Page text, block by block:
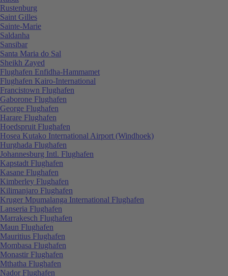
Rustenburg
Saint Gilles
Sainte-Marie
Saldanha
Sansibar
Santa Maria do Sal
Sheikh Zayed
Flughafen Enfidha-Hammamet
Flughafen Kairo-International
Francistown Flughafen
Gaborone Flughafen
George Flughafen
Harare Flughafen
Hoedspruit Flughafen
Hosea Kutako International Airport (Windhoek)
Hurghada Flughafen
Johannesburg Intl. Flughafen
Kapstadt Flughafen
Kasane Flughafen
Kimberley Flughafen
Kilimanjaro Flughafen
Kruger Mpumalanga International Flughafen
Lanseria Flughafen
Marrakesch Flughafen
Maun Flughafen
Mauritius Flughafen
Mombasa Flughafen
Monastir Flughafen
Mthatha Flughafen
Nador Flughafen